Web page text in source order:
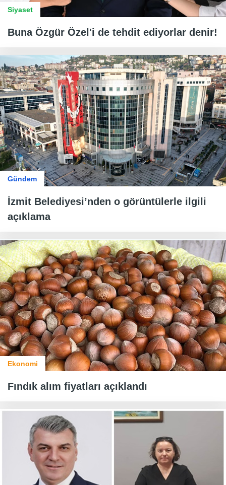
Siyaset
Buna Özgür Özel'i de tehdit ediyorlar denir!
Gündem
İzmit Belediyesi’nden o görüntülerle ilgili
açıklama
Ekonomi
Fındık alım fiyatları açıklandı